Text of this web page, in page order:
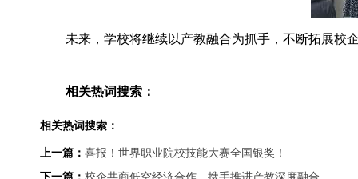
未来，学校将继续以产教融合为抓手，不断拓展校
相关热词搜索：
相关热词搜索：
上一篇： 喜报！世界职业院校技能大赛全国银奖！